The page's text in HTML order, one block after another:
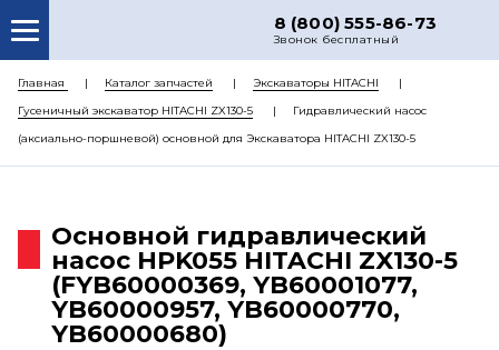
8 (800) 555-86-73
Звонок бесплатный
О НАС
КАТАЛОГ ЗАПЧАСТЕЙ
РЕМОНТ
ЦЕНЫ
КОНТАКТЫ
Главная Каталог запчастей
Экскаваторы HITACHI
Гусеничный экскаватор HITACHI ZX130-5
Гидравлический насос
(аксиально-поршневой) основной для Экскаватора HITACHI ZX130-5
Основной гидравлический
насос HPK055 HITACHI ZX130-5
(FYB60000369, YB60001077,
YB60000957, YB60000770,
YB60000680)